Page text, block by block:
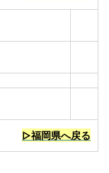
▷福岡県へ戻る